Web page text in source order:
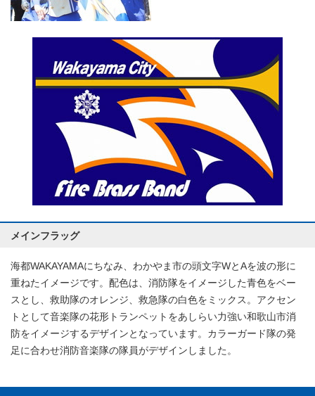
メインフラッグ
海都WAKAYAMAにちなみ、わかやま市の頭文字WとAを波の形に
重ねたイメージです。配色は、消防隊をイメージした青色をベー
スとし、救助隊のオレンジ、救急隊の白色をミックス。アクセン
トとして音楽隊の花形トランペットをあしらい力強い和歌山市消
防をイメージするデザインとなっています。カラーガード隊の発
足に合わせ消防音楽隊の隊員がデザインしました。